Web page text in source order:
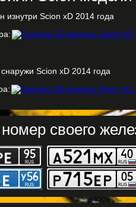
изнутри Scion xD 2014 года
Scion xD 2014 года
своего